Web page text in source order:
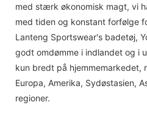
med stærk økonomisk magt, vi
med tiden og konstant forfølge
Lanteng Sportswear's badetøj,
godt omdømme i indlandet og i
kun bredt på hjemmemarkedet,
Europa, Amerika, Sydøstasien,
regioner.